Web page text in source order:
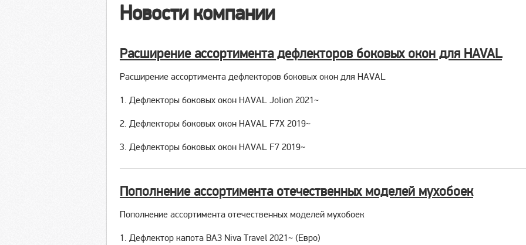
Новости компании
Расширение ассортимента дефлекторов боковых окон для HAVAL
Расширение ассортимента дефлекторов боковых окон для HAVAL
1. Дефлекторы боковых окон HAVAL Jolion 2021~
2. Дефлекторы боковых окон HAVAL F7X 2019~
3. Дефлекторы боковых окон HAVAL F7 2019~
Пополнение ассортимента отечественных моделей мухобоек
Пополнение ассортимента отечественных моделей мухобоек
1. Дефлектор капота ВАЗ Niva Travel 2021~ (Евро)